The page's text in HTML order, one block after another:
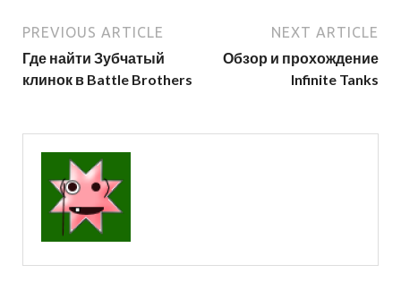
PREVIOUS ARTICLE
Где найти Зубчатый
клинок в Battle Brothers
NEXT ARTICLE
Обзор и прохождение
Infinite Tanks